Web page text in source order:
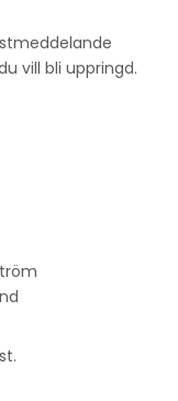
vill bli uppringd.